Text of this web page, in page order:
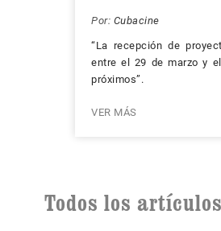
Por: Cubacine
“La recepción de
entre el 29 de marzo y
próximos”.
VER MÁS
Todos los